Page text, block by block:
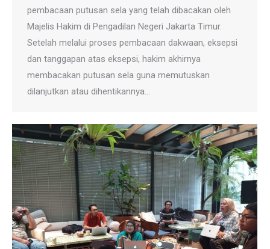
pembacaan putusan sela yang telah dibacakan oleh
Majelis Hakim di Pengadilan Negeri Jakarta Timur.
Setelah melalui proses pembacaan dakwaan, eksepsi
dan tanggapan atas eksepsi, hakim akhirnya
membacakan putusan sela guna memutuskan
dilanjutkan atau dihentikannya…